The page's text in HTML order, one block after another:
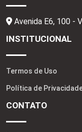
Avenida E6, 100 -
INSTITUCIONAL
Termos de Uso
Política de
CONTATO